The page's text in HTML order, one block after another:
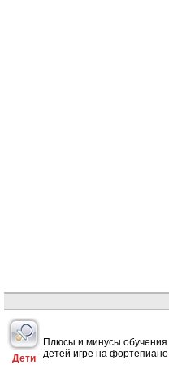
Дети
Плюсы и минусы обучения
детей игре на фортепиано